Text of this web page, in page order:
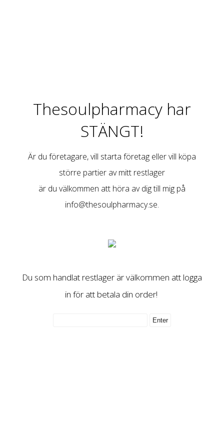
Thesoulpharmacy har
STÄNGT!
Är du företagare, vill starta företag eller vill köpa
större partier av mitt restlager
är du välkommen att höra av dig till mig på
info@thesoulpharmacy.se.
Du som handlat restlager är välkommen att logga
in för att betala din order!